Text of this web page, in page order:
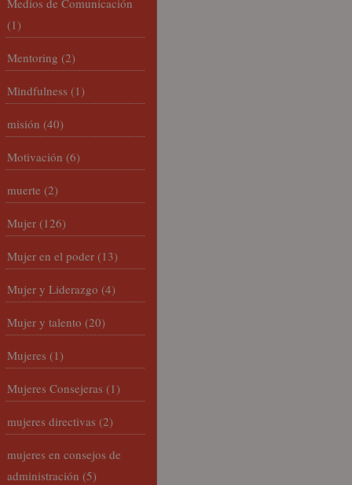
Medios de Comunicación
(1)
Mentoring (2)
Mindfulness (1)
misión (40)
Motivación (6)
muerte (2)
Mujer (126)
Mujer en el poder (13)
Mujer y Liderazgo (4)
Mujer y talento (20)
Mujeres (1)
Mujeres Consejeras (1)
mujeres directivas (2)
mujeres en consejos de
administración (5)